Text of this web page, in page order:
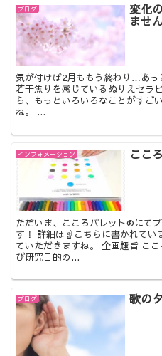
ブログ 変化
ませ
気が付けば2月ももう終わり…あ
若干焦りを感じているぬりえセラ
ら、もっといろいろなことがすご
ね。 ...
インフォメーション ここ
ただいま、こころパレット®にて
す！ 詳細は☝こちらに書かれてい
ていただきますね。 企画趣旨 こ
び研究目的の...
ブログ 歌の